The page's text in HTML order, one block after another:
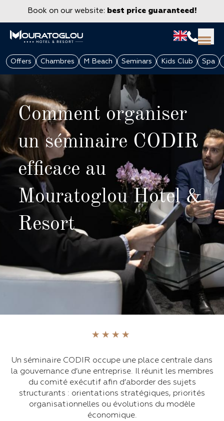
Book on our website: best price guaranteed!
GROUPS & CORPORATE
Offers Chambres M Beach Seminars Kids Club Spa
Comment organiser
un séminaire CODIR
efficace au
Mouratoglou Hotel &
Resort
Un séminaire CODIR occupe une place centrale dans
la gouvernance d’une entreprise. Il réunit les membres
du comité exécutif afin d’aborder des sujets
structurants : orientations stratégiques, priorités
organisationnelles ou évolutions du modèle
économique.